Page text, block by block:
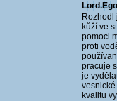
Rozhodl
kůží ve
pomoci
proti
pracuje
je
kvalitu